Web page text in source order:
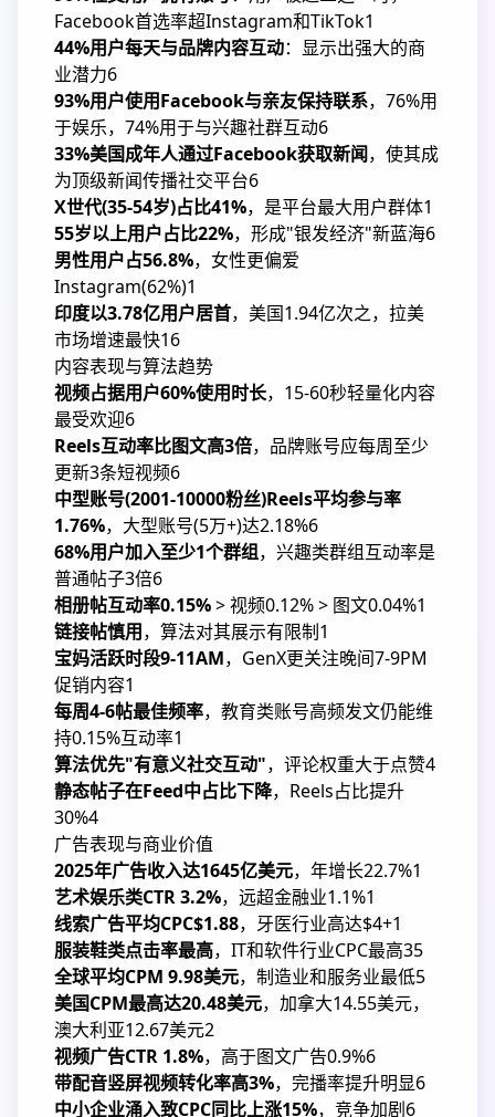
Facebook首选率超Instagram和TikTok1
44%用户每天与品牌内容互动：显示出强大的商
业潜力6
93%用户使用Facebook与亲友保持联系，76%用
于娱乐，74%用于与兴趣社群互动6
33%美国成年人通过Facebook获取新闻，使其成
为顶级新闻传播社交平台6
X世代(35-54岁)占比41%，是平台最大用户群体1
55岁以上用户占比22%，形成"银发经济"新蓝海6
男性用户占56.8%，女性更偏爱
Instagram(62%)1
印度以3.78亿用户居首，美国1.94亿次之，拉美
市场增速最快16
内容表现与算法趋势
视频占据用户60%使用时长，15-60秒轻量化内容
最受欢迎6
Reels互动率比图文高3倍，品牌账号应每周至少
更新3条短视频6
中型账号(2001-10000粉丝)Reels平均参与率
1.76%，大型账号(5万+)达2.18%6
68%用户加入至少1个群组，兴趣类群组互动率是
普通帖子3倍6
相册帖互动率0.15%> 视频0.12% > 图文0.04%1
链接帖慎用，算法对其展示有限制1
宝妈活跃时段9-11AM，GenX更关注晚间7-9PM
促销内容1
每周4-6帖最佳频率，教育类账号高频发文仍能维
持0.15%互动率1
算法优先"有意义社交互动"，评论权重大于点赞4
静态帖子在Feed中占比下降，Reels占比提升
30%4
广告表现与商业价值
2025年广告收入达1645亿美元，年增长22.7%1
艺术娱乐类CTR 3.2%，远超金融业1.1%1
线索广告平均CPC$1.88，牙医行业高达$4+1
服装鞋类点击率最高，IT和软件行业CPC最高35
全球平均CPM 9.98美元，制造业和服务业最低5
美国CPM最高达20.48美元，加拿大14.55美元，
澳大利亚12.67美元2
视频广告CTR 1.8%，高于图文广告0.9%6
带配音竖屏视频转化率高3%，完播率提升明显6
中小企业涌入致CPC同比上涨15%，竞争加剧6